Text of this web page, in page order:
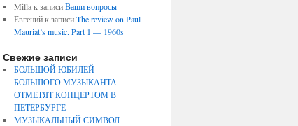
Millaк записиВаши вопросы
Евгенийк записиThe review on Paul
Mauriat’s music. Part 1 — 1960s
Свежие записи
БОЛЬШОЙ ЮБИЛЕЙ
БОЛЬШОГО МУЗЫКАНТА
ОТМЕТЯТ КОНЦЕРТОМ В
ПЕТЕРБУРГЕ
МУЗЫКАЛЬНЫЙ СИМВОЛ